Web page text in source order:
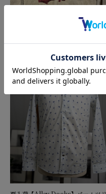
【SCROLL】スクロール ギンガム